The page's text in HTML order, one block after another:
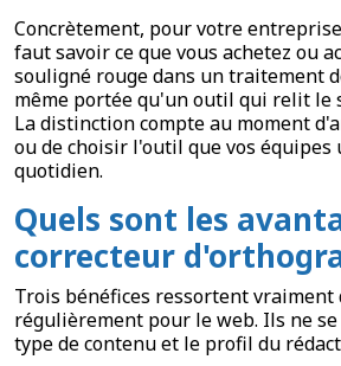
Concrètement, pour votre
faut savoir ce que vous achetez ou
souligné rouge dans un traitement
même portée qu'un outil qui relit le
La distinction compte au moment
ou de choisir l'outil que vos
quotidien.
Quels sont les
correcteur
Trois bénéfices ressortent vraiment
régulièrement pour le web. Ils ne
type de contenu et le profil du